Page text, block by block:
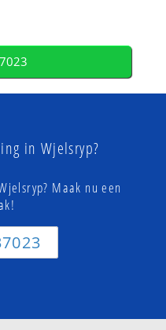
in Wjelsryp?
Maak nu een